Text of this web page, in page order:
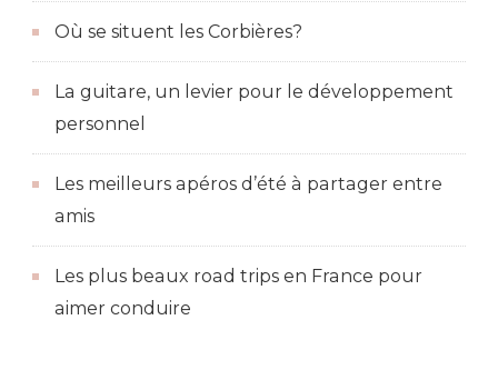
Où se situent les Corbières?
La guitare, un levier pour le développement
personnel
Les meilleurs apéros d’été à partager entre
amis
Les plus beaux road trips en France pour
aimer conduire